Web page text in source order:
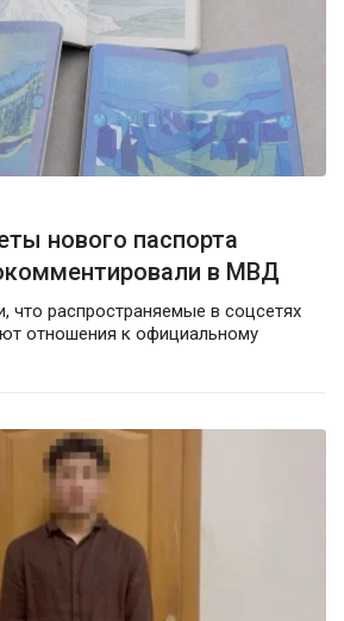
нового паспорта
в МВД
что распространяемые в соцсетях
отношения к официальному